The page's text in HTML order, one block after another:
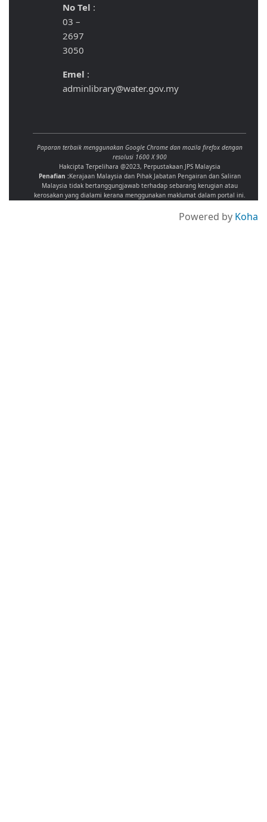
No Tel :
03 –
2697
3050
Emel :
adminlibrary@water.gov.my
Paparan terbaik menggunakan Google Chrome dan mozila firefox dengan
resolusi 1600 X 900
Hakcipta Terpelihara @2023, Perpustakaan JPS Malaysia
Penafian :Kerajaan Malaysia dan Pihak Jabatan Pengairan dan Saliran
Malaysia tidak bertanggungjawab terhadap sebarang kerugian atau
kerosakan yang dialami kerana menggunakan maklumat dalam portal ini.
Powered by Koha